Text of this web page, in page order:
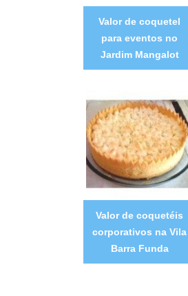
Valor de coquetel
para eventos no
Jardim Mangalot
Valor de coquetéis
corporativos na Vila
Barra Funda